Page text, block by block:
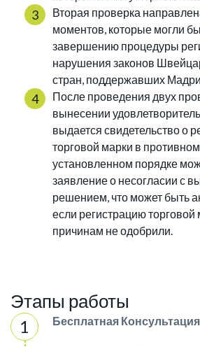
Вторая проверка
моментов, которые могли
завершению процедуры
нарушения законов
стран, поддержавших
После проведения двух
вынесении
выдается свидетельство о
торговой марки в
установленном порядке
заявление о несогласии с
решением, что может быть
если регистрацию торговой
причинам не одобрили.
Этапы работы
Бесплатная